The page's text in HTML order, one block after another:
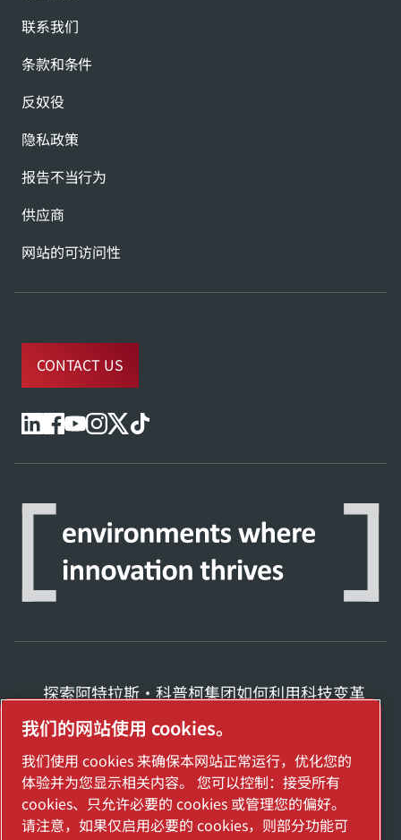
联系我们
条款和条件
反奴役
隐私政策
报告不当行为
供应商
网站的可访问性
CONTACT US
探索阿特拉斯·科普柯集团如何利用科技变革
访问Atlas Copco Group网站
Atlas Copco Group的一部分
2025埃地沃兹贸易（上海）有限公司保留所有权利
管理 cookies
我们的网站使用 cookies。
我们使用 cookies 来确保本网站正常运行，优化您的
体验并为您显示相关内容。 您可以控制：接受所有
cookies、只允许必要的 cookies 或管理您的偏好。
请注意，如果仅启用必要的 cookies，则部分功能可